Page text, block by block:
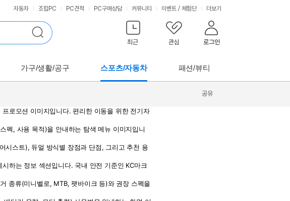
최근 관심 로그인
자동차 조립PC PC견적 PC구매상담 커뮤니티 이벤트 / 체험단 더보기
가구/생활/공구 스포츠/자동차 패션/뷰티
공유